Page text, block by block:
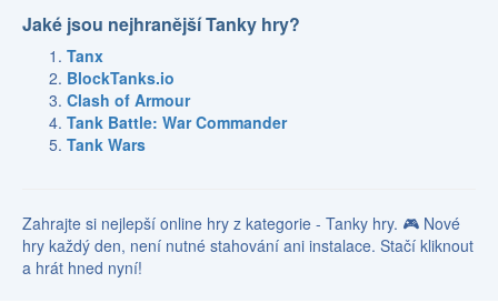
Jaké jsou nejhranější Tanky hry?
Tanx
BlockTanks.io
Clash of Armour
Tank Battle: War Commander
Tank Wars
Zahrajte si nejlepší online hry z kategorie - Tanky hry. 🎮 Nové
hry každý den, není nutné stahování ani instalace. Stačí kliknout
a hrát hned nyní!